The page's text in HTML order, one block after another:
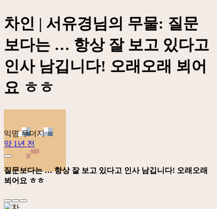
차인 | 서유경님의 무물: 질문
보다는 … 항상 잘 보고 있다고
인사 남깁니다! 오래오래 뵈어
요 ㅎㅎ
익명 두더지
약 1년 전
질문보다는 … 항상 잘 보고 있다고 인사 남깁니다! 오래오래
뵈어요 ㅎㅎ